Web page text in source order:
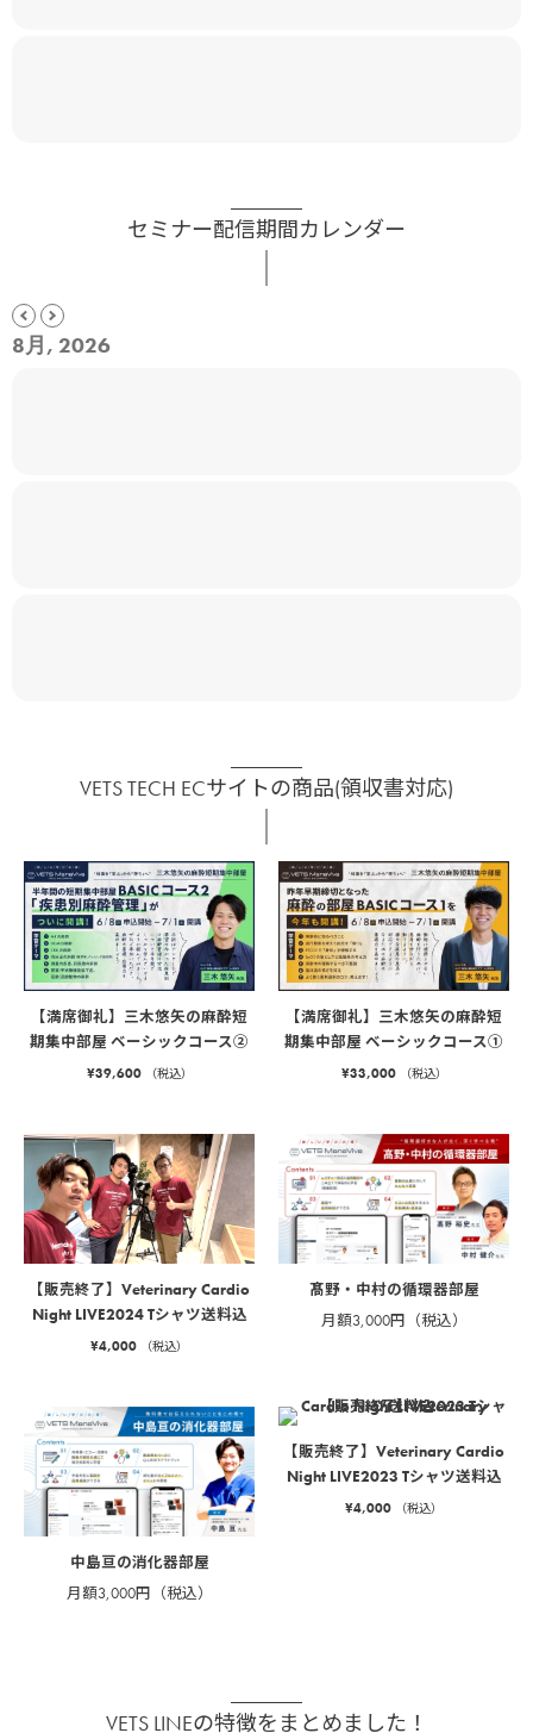
セミナー配信期間カレンダー
8月, 2026
VETS TECH ECサイトの商品(領収書対応)
【満席御礼】三木悠矢の麻酔短
期集中部屋 ベーシックコース②
¥39,600 （税込）
【満席御礼】三木悠矢の麻酔短
期集中部屋 ベーシックコース①
¥33,000 （税込）
【販売終了】Veterinary Cardio
Night LIVE2024 Tシャツ送料込
¥4,000 （税込）
髙野・中村の循環器部屋
月額3,000円（税込）
中島亘の消化器部屋
月額3,000円（税込）
【販売終了】Veterinary Cardio
Night LIVE2023 Tシャツ送料込
¥4,000 （税込）
VETS LINEの特徴をまとめました！